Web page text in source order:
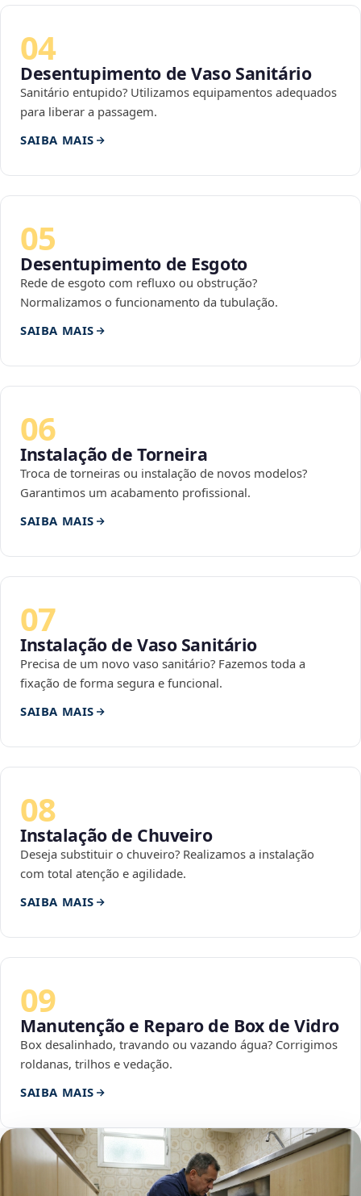
04
Desentupimento de Vaso Sanitário
Sanitário entupido? Utilizamos equipamentos adequados
para liberar a passagem.
SAIBA MAIS
05
Desentupimento de Esgoto
Rede de esgoto com refluxo ou obstrução?
Normalizamos o funcionamento da tubulação.
SAIBA MAIS
06
Instalação de Torneira
Troca de torneiras ou instalação de novos modelos?
Garantimos um acabamento profissional.
SAIBA MAIS
07
Instalação de Vaso Sanitário
Precisa de um novo vaso sanitário? Fazemos toda a
fixação de forma segura e funcional.
SAIBA MAIS
08
Instalação de Chuveiro
Deseja substituir o chuveiro? Realizamos a instalação
com total atenção e agilidade.
SAIBA MAIS
09
Manutenção e Reparo de Box de Vidro
Box desalinhado, travando ou vazando água? Corrigimos
roldanas, trilhos e vedação.
SAIBA MAIS